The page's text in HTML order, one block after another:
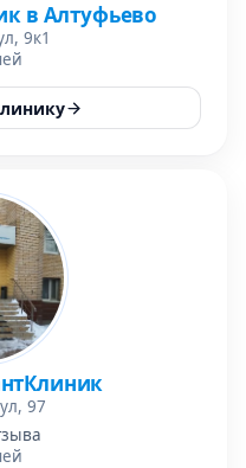
в Алтуфьево
9к1
97